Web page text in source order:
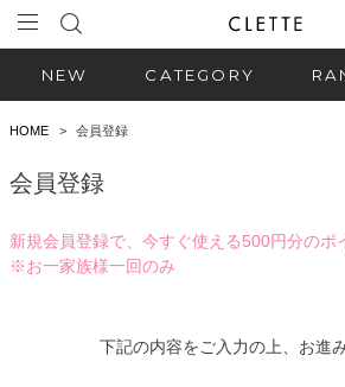
NEW CATEGORY
HOME 会員登録
会員登録
新規会員登録で、今すぐ使える500円分のポ
※お一家族様一回のみ
下記の内容をご入力の上、お進